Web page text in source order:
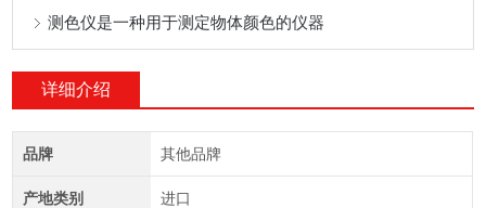
测色仪是一种用于测定物体颜色的仪器
详细介绍
品牌 其他品牌
产地类别 进口